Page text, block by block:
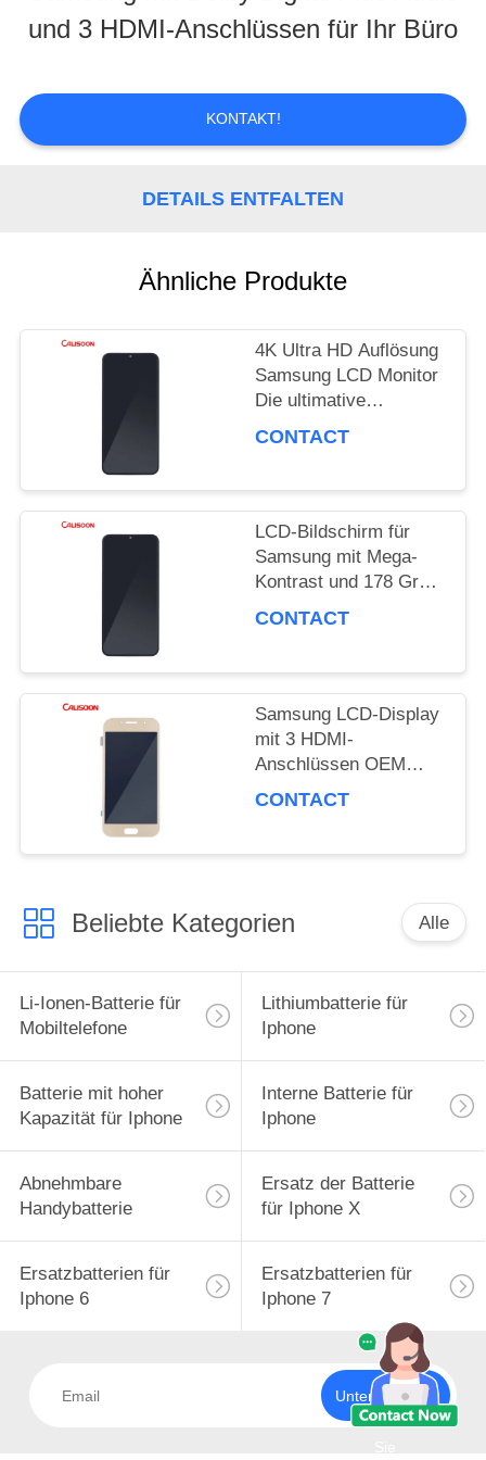
TOUR
QUALITÄTSKONTROLLE
REFERENZEN
PRIVACY
und 3 HDMI-Anschlüssen für Ihr Büro
KONTAKT!
DETAILS ENTFALTEN
Ähnliche Produkte
4K Ultra HD Auflösung
Samsung LCD Monitor
Die ultimative
Anzeigeleistung
CONTACT
LCD-Bildschirm für
Samsung mit Mega-
Kontrast und 178 Grad
Blickwinkel
CONTACT
Samsung LCD-Display
mit 3 HDMI-
Anschlüssen OEM
ODM
CONTACT
Beliebte Kategorien Alle
Li-Ionen-Batterie für
Mobiltelefone
Lithiumbatterie für
Iphone
Batterie mit hoher
Kapazität für Iphone
Interne Batterie für
Iphone
Abnehmbare
Handybatterie
Ersatz der Batterie
für Iphone X
Ersatzbatterien für
Iphone 6
Ersatzbatterien für
Iphone 7
Unterzeichnen